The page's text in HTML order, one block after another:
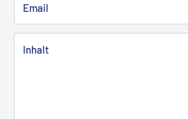
Email
Inhalt